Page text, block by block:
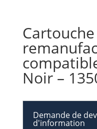
Noir –
Demande de
d'information